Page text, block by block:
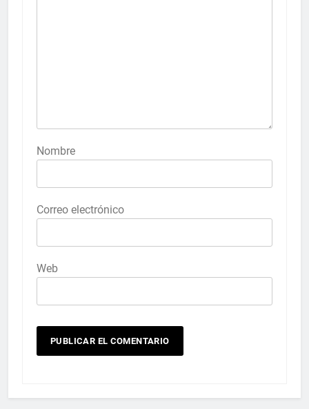
Nombre
Correo electrónico
Web